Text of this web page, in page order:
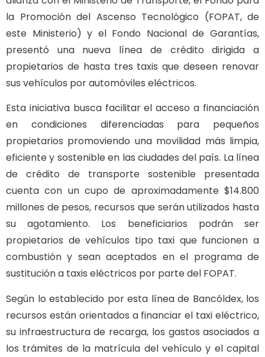
la Promoción del Ascenso Tecnológico (FOPAT, de
este Ministerio) y el Fondo Nacional de Garantías,
presentó una nueva línea de crédito dirigida a
propietarios de hasta tres taxis que deseen renovar
sus vehículos por automóviles eléctricos.
Esta iniciativa busca facilitar el acceso a financiación
en condiciones diferenciadas para pequeños
propietarios promoviendo una movilidad más limpia,
eficiente y sostenible en las ciudades del país. La línea
de crédito de transporte sostenible presentada
cuenta con un cupo de aproximadamente $14.800
millones de pesos, recursos que serán utilizados hasta
su agotamiento. Los beneficiarios podrán ser
propietarios de vehículos tipo taxi que funcionen a
combustión y sean aceptados en el programa de
sustitución a taxis eléctricos por parte del FOPAT.
Según lo establecido por esta línea de Bancóldex, los
recursos están orientados a financiar el taxi eléctrico,
su infraestructura de recarga, los gastos asociados a
los trámites de la matrícula del vehículo y el capital